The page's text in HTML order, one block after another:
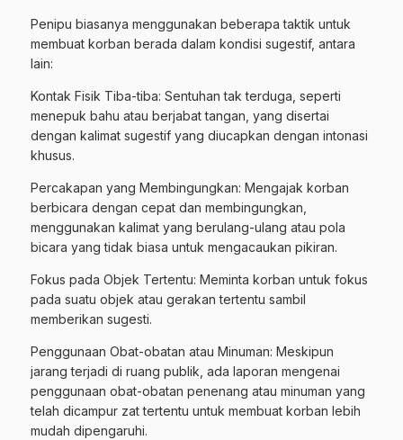
Penipu biasanya menggunakan beberapa taktik untuk
membuat korban berada dalam kondisi sugestif, antara
lain:
Kontak Fisik Tiba-tiba: Sentuhan tak terduga, seperti
menepuk bahu atau berjabat tangan, yang disertai
dengan kalimat sugestif yang diucapkan dengan intonasi
khusus.
Percakapan yang Membingungkan: Mengajak korban
berbicara dengan cepat dan membingungkan,
menggunakan kalimat yang berulang-ulang atau pola
bicara yang tidak biasa untuk mengacaukan pikiran.
Fokus pada Objek Tertentu: Meminta korban untuk fokus
pada suatu objek atau gerakan tertentu sambil
memberikan sugesti.
Penggunaan Obat-obatan atau Minuman: Meskipun
jarang terjadi di ruang publik, ada laporan mengenai
penggunaan obat-obatan penenang atau minuman yang
telah dicampur zat tertentu untuk membuat korban lebih
mudah dipengaruhi.